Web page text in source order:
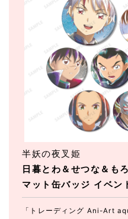
日暮とわ＆せつな＆
マット缶バッジ イベン
半妖の夜叉姫
「トレーディング Ani-Art